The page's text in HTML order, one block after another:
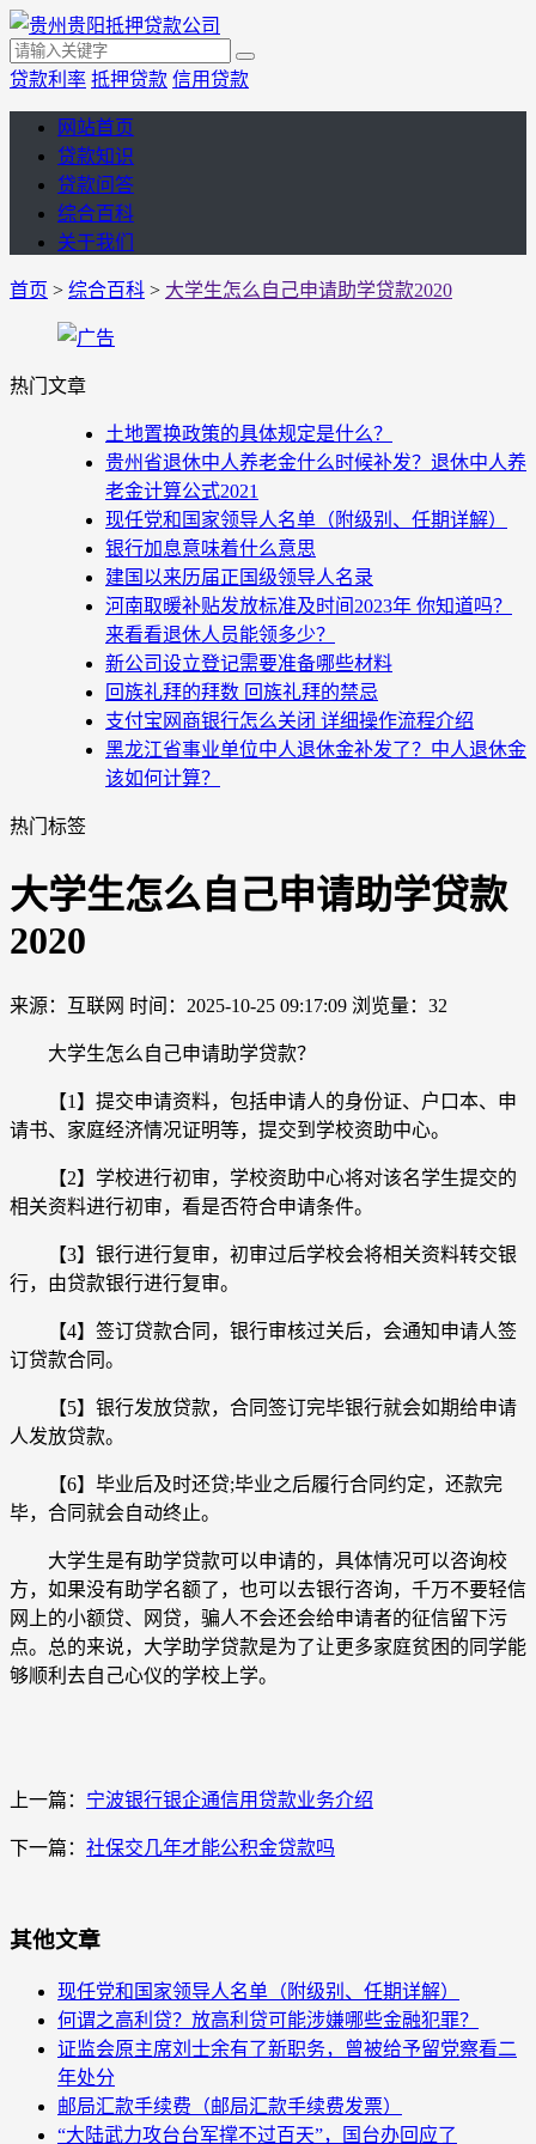
贷款利率 抵押贷款 信用贷款
网站首页
贷款知识
贷款问答
综合百科
关于我们
首页 > 综合百科 > 大学生怎么自己申请助学贷款2020
热门文章
土地置换政策的具体规定是什么？
贵州省退休中人养老金什么时候补发？退休中人养
老金计算公式2021
现任党和国家领导人名单（附级别、任期详解）
银行加息意味着什么意思
建国以来历届正国级领导人名录
河南取暖补贴发放标准及时间2023年 你知道吗？
来看看退休人员能领多少？
新公司设立登记需要准备哪些材料
回族礼拜的拜数 回族礼拜的禁忌
支付宝网商银行怎么关闭 详细操作流程介绍
黑龙江省事业单位中人退休金补发了？中人退休金
该如何计算？
热门标签
大学生怎么自己申请助学贷款
2020
来源：互联网 时间：2025-10-25 09:17:09 浏览量：32
大学生怎么自己申请助学贷款？
【1】提交申请资料，包括申请人的身份证、户口本、申
请书、家庭经济情况证明等，提交到学校资助中心。
【2】学校进行初审，学校资助中心将对该名学生提交的
相关资料进行初审，看是否符合申请条件。
【3】银行进行复审，初审过后学校会将相关资料转交银
行，由贷款银行进行复审。
【4】签订贷款合同，银行审核过关后，会通知申请人签
订贷款合同。
【5】银行发放贷款，合同签订完毕银行就会如期给申请
人发放贷款。
【6】毕业后及时还贷;毕业之后履行合同约定，还款完
毕，合同就会自动终止。
大学生是有助学贷款可以申请的，具体情况可以咨询校
方，如果没有助学名额了，也可以去银行咨询，千万不要轻信
网上的小额贷、网贷，骗人不会还会给申请者的征信留下污
点。总的来说，大学助学贷款是为了让更多家庭贫困的同学能
够顺利去自己心仪的学校上学。
上一篇： 宁波银行银企通信用贷款业务介绍
下一篇： 社保交几年才能公积金贷款吗
其他文章
现任党和国家领导人名单（附级别、任期详解）
何谓之高利贷？放高利贷可能涉嫌哪些金融犯罪？
证监会原主席刘士余有了新职务，曾被给予留党察看二
年处分
邮局汇款手续费（邮局汇款手续费发票）
“大陆武力攻台台军撑不过百天”，国台办回应了